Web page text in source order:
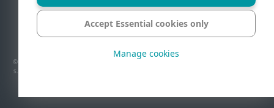
Kontaktandmed Privaatsus
Juriidiline teave
© 1992 - 2026 ESET, spol. s r.o. – Kõik õigused kaitstud. Lehel on kastatud ESET, spol.
s.r.o. või ESET North America kaubamärke või registreeritud kaubamärke. Kõik muud
Accept Essential cookies only
Manage cookies